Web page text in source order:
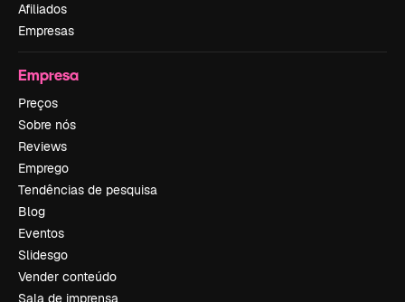
Afiliados
Empresas
Empresa
Preços
Sobre nós
Reviews
Emprego
Tendências de pesquisa
Blog
Eventos
Slidesgo
Vender conteúdo
Sala de imprensa